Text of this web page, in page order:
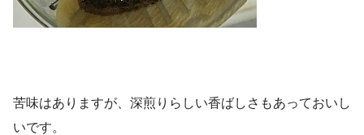
苦味はありますが、深煎りらしい香ばしさもあっておいし
いです。